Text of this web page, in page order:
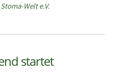
Welt e.V.
startet